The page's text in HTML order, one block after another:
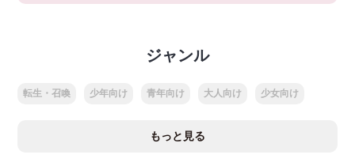
ジャンル
転生・召喚 少年向け 青年向け 大人向け 少女向け
もっと見る